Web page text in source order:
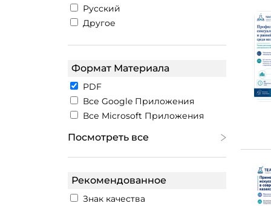
Русский
Другое
Формат Материала
PDF
Все Google Приложения
Все Microsoft Приложения
Посмотреть все
Рекомендованное
Знак качества